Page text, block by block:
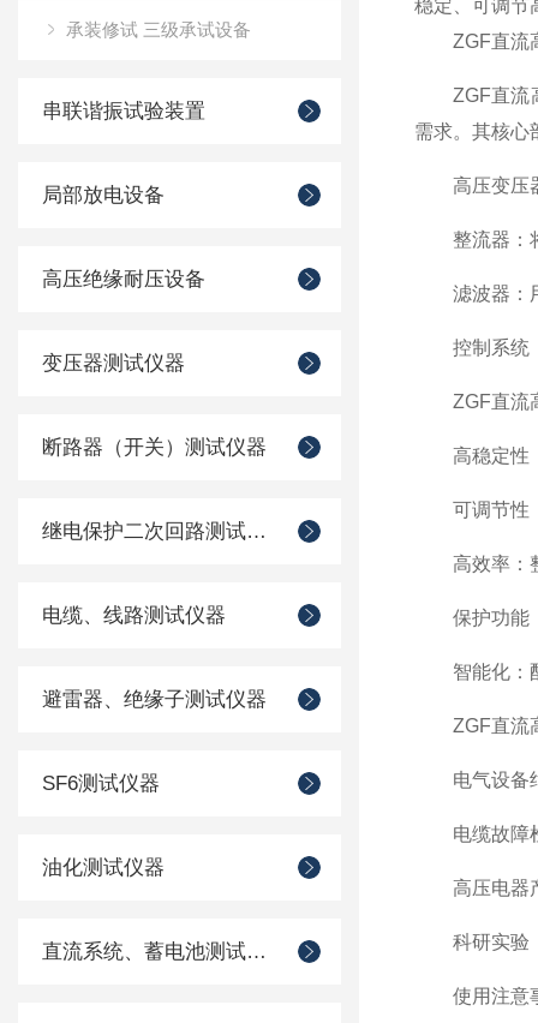
承装修试 三级承试设备
串联谐振试验装置
局部放电设备
高压绝缘耐压设备
变压器测试仪器
断路器（开关）测试仪器
继电保护二次回路测试仪器
电缆、线路测试仪器
避雷器、绝缘子测试仪器
SF6测试仪器
油化测试仪器
直流系统、蓄电池测试仪器
稳定、可调节
ZGF直流高
ZGF直流高
需求。其核心
高压变压器
整流器：将
滤波器：用
控制系统：
ZGF直流高
高稳定性：
可调节性：
高效率：整
保护功能：
智能化：配
ZGF直流高
电气设备绝
电缆故障检
高压电器产
科研实验：
使用注意